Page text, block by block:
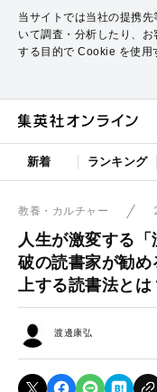
当サイトでは当社の提携
いて調査・分析したり、
する目的で Cookie を使用
新着 ランキング
教養・カルチャー
人生が激変する
破の読書家が勧
上する読書法とは
渡邊康弘